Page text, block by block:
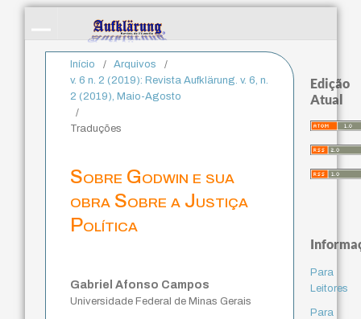
Início / Arquivos
/
v. 6 n. 2 (2019): Revista Aufklärung. v. 6, n.
2 (2019), Maio-Agosto
/
Traduções
Sobre Godwin e sua
obra Sobre a Justiça
Política
Gabriel Afonso Campos
Universidade Federal de Minas Gerais
Edição
Atual
Para
Leitores
Para